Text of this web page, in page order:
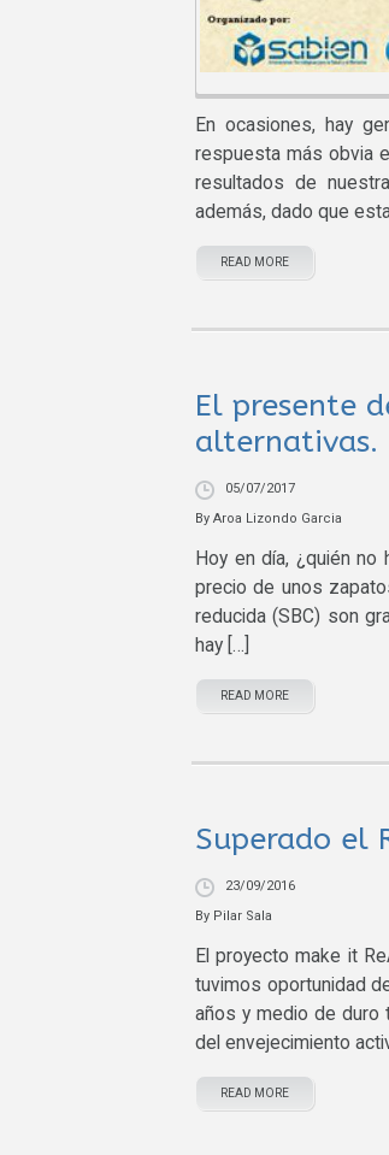
En ocasiones, hay
respuesta más obvia
resultados de
además, dado que
READ MORE
El presente
alternativas.
05/07/2017
By Aroa Lizondo Garcia
Hoy en día, ¿quién
precio de unos
reducida (SBC) son
hay […]
READ MORE
Superado el
23/09/2016
By Pilar Sala
El proyecto make it
tuvimos oportunidad
años y medio de duro
del envejecimiento
READ MORE